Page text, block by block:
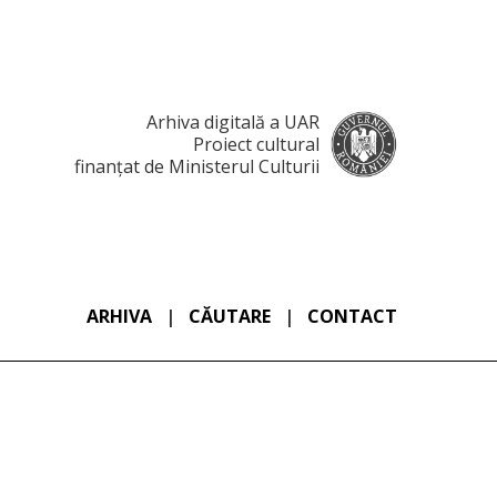
Arhiva digitală a UAR
Proiect cultural
finanțat de Ministerul Culturii
ARHIVA | CĂUTARE | CONTACT